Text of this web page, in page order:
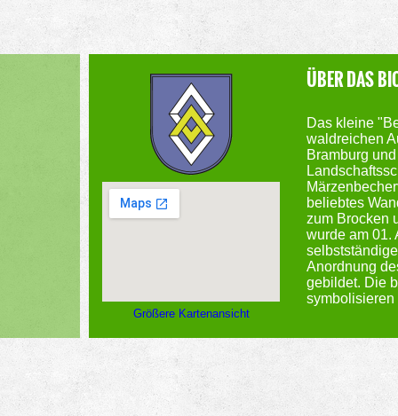
Größere Kartenansicht
ÜBER DAS
Das kleine
waldreichen
Bramburg
beliebtes
zum Brocken
wurde am 01.
Anordnung
gebildet. Die